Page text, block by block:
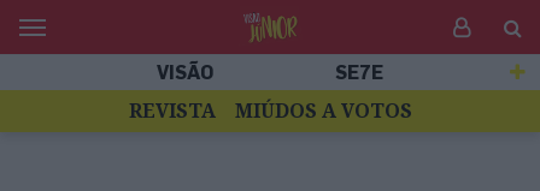
VISÃO SE7E
REVISTA MIÚDOS A VOTOS